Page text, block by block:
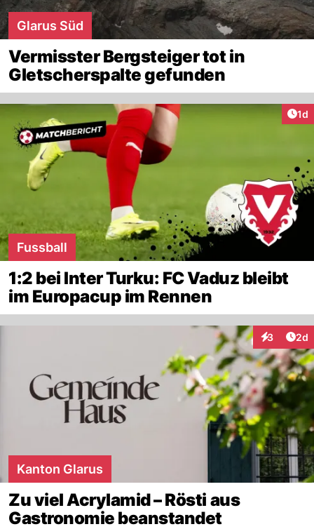
Glarus Süd
Vermisster Bergsteiger tot in
Gletscherspalte gefunden
1d
Fussball
1:2 bei Inter Turku: FC Vaduz bleibt
im Europacup im Rennen
3 2d
Kanton Glarus
Zu viel Acrylamid – Rösti aus
Gastronomie beanstandet